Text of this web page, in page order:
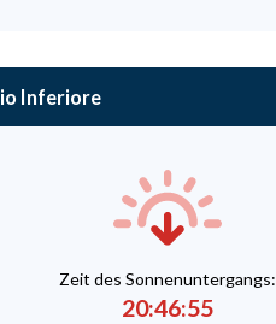
Inferiore
Zeit des Sonnenuntergangs:
20:46:55